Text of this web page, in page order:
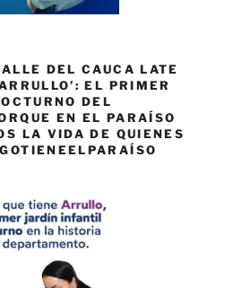
DEL CAUCA LATE
EL PRIMER
DEL
EN EL PARAÍSO
LA VIDA DE QUIENES